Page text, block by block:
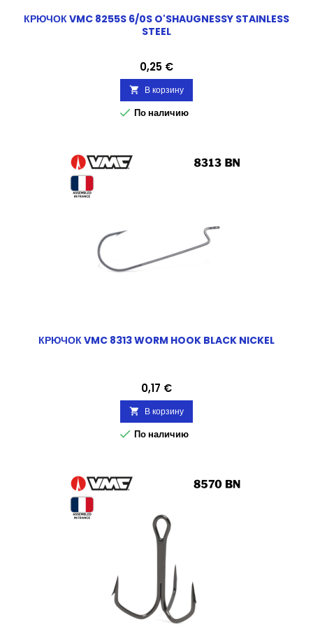
КРЮЧОК VMC 8255S 6/0S O'SHAUGNESSY STAINLESS
STEEL
Цена
0,25 €
 В корзину
 По наличию
КРЮЧОК VMC 8313 WORM HOOK BLACK NICKEL
Цена
0,17 €
 В корзину
 По наличию